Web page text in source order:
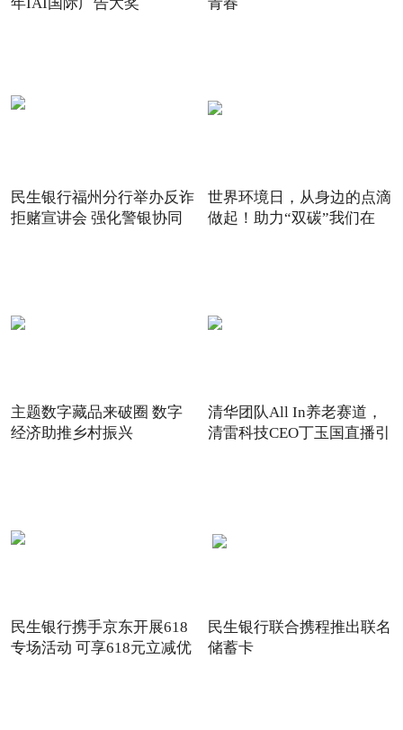
民生银行福州分行举办反诈
拒赌宣讲会 强化警银协同
世界环境日，从身边的点滴
做起！助力“双碳”我们在
主题数字藏品来破圈 数字
经济助推乡村振兴
清华团队All In养老赛道，
清雷科技CEO丁玉国直播引
民生银行携手京东开展618
专场活动 可享618元立减优
民生银行联合携程推出联名
储蓄卡